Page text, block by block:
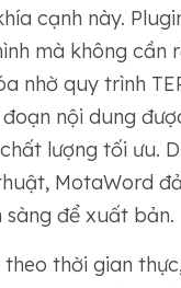
cạnh này.
mà không cần
nhờ quy trình
nội dung
lượng tối ưu.
MotaWord
sàng để xuất bản.
thời gian